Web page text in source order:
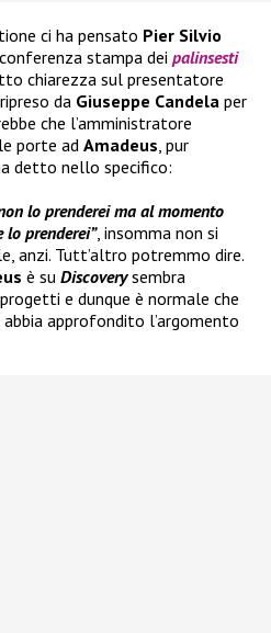
ci ha pensato Pier Silvio
stampa dei palinsesti
chiarezza sul presentatore
da Giuseppe Candela per
che l’amministratore
porte ad Amadeus, pur
detto nello specifico:
lo prenderei ma al momento
lo prenderei”, insomma non si
anzi. Tutt’altro potremmo dire.
è su Discoverysembra
e dunque è normale che
abbia approfondito l’argomento